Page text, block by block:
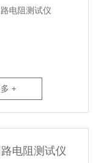
+
电阻测试仪